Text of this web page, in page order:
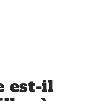
est-il